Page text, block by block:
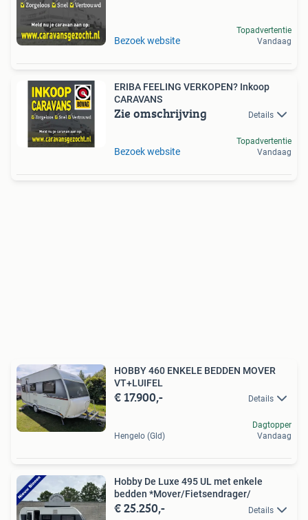
Bezoek website
Topadvertentie
Vandaag
ERIBA FEELING VERKOPEN? Inkoop
CARAVANS
Zie omschrijving Details
Bezoek website
Topadvertentie
Vandaag
HOBBY 460 ENKELE BEDDEN MOVER
VT+LUIFEL
€ 17.900,- Details
Hengelo (Gld)
Dagtopper
Vandaag
Hobby De Luxe 495 UL met enkele
bedden *Mover/Fietsendrager/
€ 25.250,- Details